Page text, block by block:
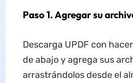
Paso 1. Agregar su
Descarga UPDF con
de abajo y agrega sus
arrastrándolos desde el